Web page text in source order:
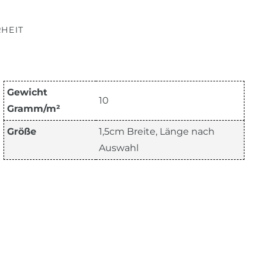
Gewicht
Gramm/m²
10
Größe
1,5cm Breite, Länge nach
Auswahl